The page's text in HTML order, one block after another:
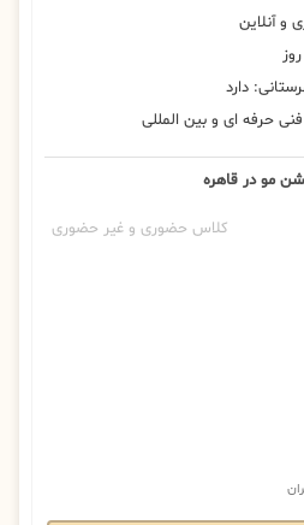
و آنلاین
دارد
حرفه ای و بین المللی
مو در قاهره
کلاس حضوری و غیر حضوری